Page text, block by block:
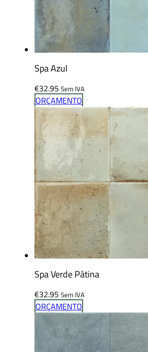
Spa Azul
€32.95 Sem IVA
ORÇAMENTO
Spa Verde Pátina
€32.95 Sem IVA
ORÇAMENTO